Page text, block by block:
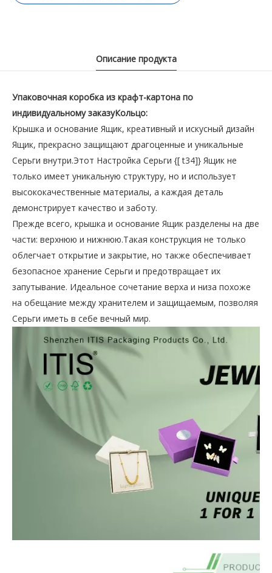
Описание продукта
Упаковочная коробка из крафт-картона по
индивидуальному заказуКольцо:
Крышка и основание Ящик, креативный и искусный дизайн
Ящик, прекрасно защищают драгоценные и уникальные
Серьги внутри.Этот Настройка Серьги {[ t34]} Ящик не
только имеет уникальную структуру, но и использует
высококачественные материалы, а каждая деталь
демонстрирует качество и заботу.
Прежде всего, крышка и основание Ящик разделены на две
части: верхнюю и нижнюю.Такая конструкция не только
облегчает открытие и закрытие, но также обеспечивает
безопасное хранение Серьги и предотвращает их
запутывание. Идеальное сочетание верха и низа похоже
на обещание между хранителем и защищаемым, позволяя
Серьги иметь в себе вечный мир.